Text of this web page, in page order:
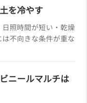
を冷やす
照時間が短い・乾燥
不向きな条件が重な
ニールマルチは